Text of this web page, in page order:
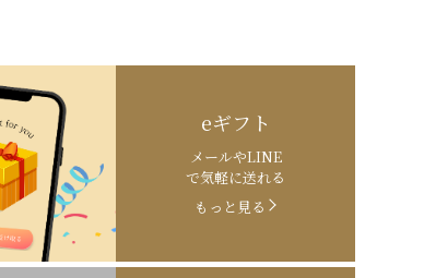
eギフト
メールやLINE
で気軽に送れる
もっと見る